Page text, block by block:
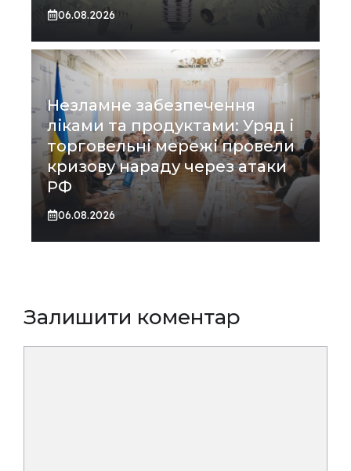
06.08.2026
Незламне забезпечення
ліками та продуктами: Уряд і
торговельні мережі провели
кризову нараду через атаки
РФ
06.08.2026
Залишити коментар